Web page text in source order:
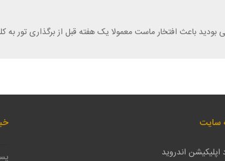
باعث افتخار ماست معمولا یک هفته قبل از برگذاری تور به
سایت
اپلیکیشن اندروید